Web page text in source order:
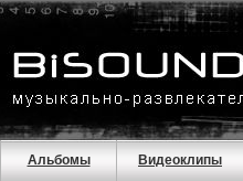
Альбомы Видеоклипы